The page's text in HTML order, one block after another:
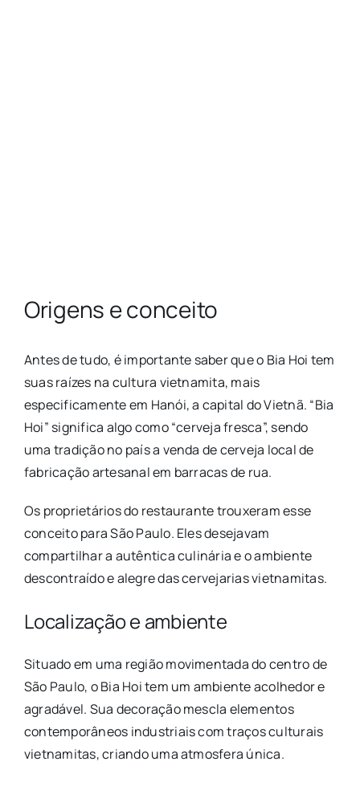
Origens e conceito
Antes de tudo, é importante saber que o Bia Hoi tem
suas raízes na cultura vietnamita, mais
especificamente em Hanói, a capital do Vietnã. “Bia
Hoi” significa algo como “cerveja fresca”, sendo
uma tradição no país a venda de cerveja local de
fabricação artesanal em barracas de rua.
Os proprietários do restaurante trouxeram esse
conceito para São Paulo. Eles desejavam
compartilhar a autêntica culinária e o ambiente
descontraído e alegre das cervejarias vietnamitas.
Localização e ambiente
Situado em uma região movimentada do centro de
São Paulo, o Bia Hoi tem um ambiente acolhedor e
agradável. Sua decoração mescla elementos
contemporâneos industriais com traços culturais
vietnamitas, criando uma atmosfera única.